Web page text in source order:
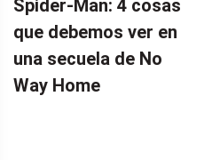
Spider-Man: 4 cosas
que debemos ver en
una secuela de No
Way Home